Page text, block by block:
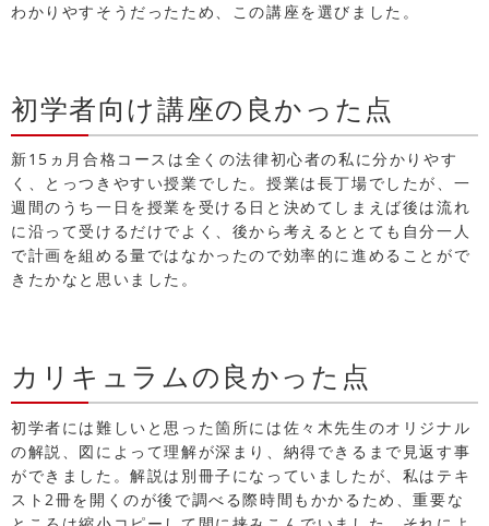
わかりやすそうだったため、この講座を選びました。
初学者向け講座の良かった点
新15ヵ月合格コースは全くの法律初心者の私に分かりやす
く、とっつきやすい授業でした。授業は長丁場でしたが、一
週間のうち一日を授業を受ける日と決めてしまえば後は流れ
に沿って受けるだけでよく、後から考えるととても自分一人
で計画を組める量ではなかったので効率的に進めることがで
きたかなと思いました。
カリキュラムの良かった点
初学者には難しいと思った箇所には佐々木先生のオリジナル
の解説、図によって理解が深まり、納得できるまで見返す事
ができました。解説は別冊子になっていましたが、私はテキ
スト2冊を開くのが後で調べる際時間もかかるため、重要な